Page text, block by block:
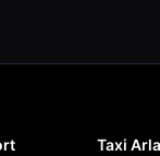
Taxi